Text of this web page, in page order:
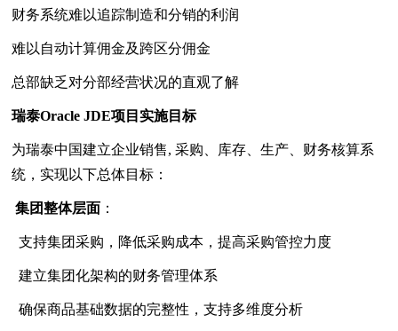
财务系统难以追踪制造和分销的利润
难以自动计算佣金及跨区分佣金
总部缺乏对分部经营状况的直观了解
瑞泰Oracle JDE项目实施目标
为瑞泰中国建立企业销售, 采购、库存、生产、财务核算系
统，实现以下总体目标：
集团整体层面：
支持集团采购，降低采购成本，提高采购管控力度
建立集团化架构的财务管理体系
确保商品基础数据的完整性，支持多维度分析